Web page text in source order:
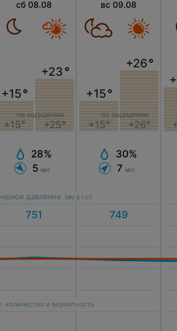
сб 08.08
+15°
+15°
+23°
+25°
по ощущению
28%
5 м/с
вс 09.08
+15°
+15°
+26°
+26°
по ощущению
30%
7 м/с
давление мм рт.ст.
количество и вероятность